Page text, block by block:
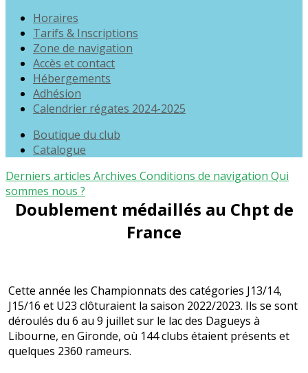
Horaires
Tarifs & Inscriptions
Zone de navigation
Accès et contact
Hébergements
Adhésion
Calendrier régates 2024-2025
Boutique du club
Catalogue
Derniers articles Archives Conditions de navigation Qui
sommes nous ?
Doublement médaillés au Chpt de
France
Cette année les Championnats des catégories J13/14,
J15/16 et U23 clôturaient la saison 2022/2023. Ils se sont
déroulés du 6 au 9 juillet sur le lac des Dagueys à
Libourne, en Gironde, où 144 clubs étaient présents et
quelques 2360 rameurs.